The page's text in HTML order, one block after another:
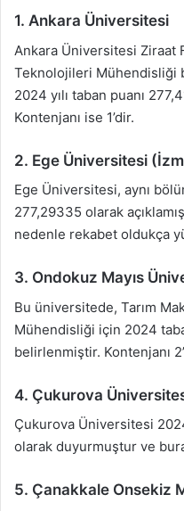
1. Ankara Üniversitesi
Ankara Üniversitesi Ziraat
Teknolojileri Mühendisliği
2024 yılı taban puanı
Kontenjanı ise 1’dir.
2. Ege Üniversitesi
Ege Üniversitesi, aynı
277,29335 olarak
nedenle rekabet oldukça
3. Ondokuz Mayıs
Bu üniversitede, Tarım
Mühendisliği için 2024
belirlenmiştir. Kontenjanı
4. Çukurova
Çukurova Üniversitesi
olarak duyurmuştur ve
5. Çanakkale Onsekiz